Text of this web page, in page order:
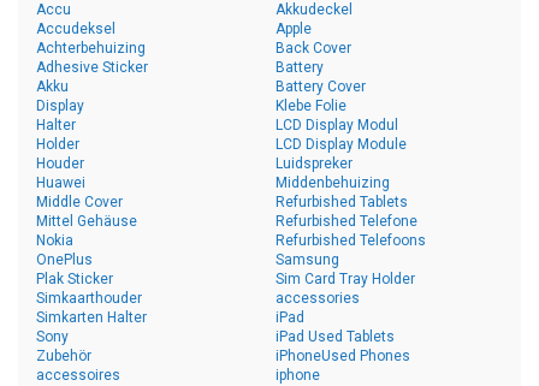
Accu
Accudeksel
Achterbehuizing
Adhesive Sticker
Akku
Akkudeckel
Apple
Back Cover
Battery
Battery Cover
Display
Halter
Holder
Houder
Huawei
Klebe Folie
LCD Display Modul
LCD Display Module
Luidspreker
Middenbehuizing
Middle Cover
Mittel Gehäuse
Nokia
OnePlus
Plak Sticker
Refurbished Tablets
Refurbished Telefone
Refurbished Telefoons
Samsung
Sim Card Tray Holder
Simkaarthouder
Simkarten Halter
Sony
Zubehör
accessoires
accessories
iPad
iPad Used Tablets
iPhoneUsed Phones
iphone